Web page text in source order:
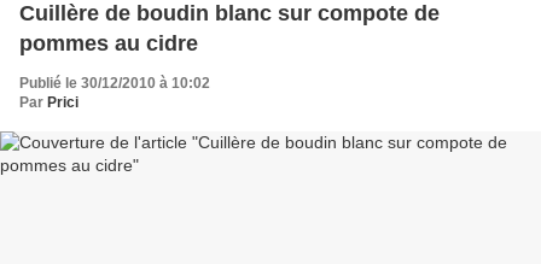
Cuillère de boudin blanc sur compote de
pommes au cidre
Publié le 30/12/2010 à 10:02
Par Prici